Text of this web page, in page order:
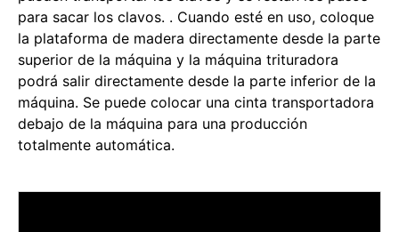
para sacar los clavos. . Cuando esté en uso, coloque
la plataforma de madera directamente desde la parte
superior de la máquina y la máquina trituradora
podrá salir directamente desde la parte inferior de la
máquina. Se puede colocar una cinta transportadora
debajo de la máquina para una producción
totalmente automática.